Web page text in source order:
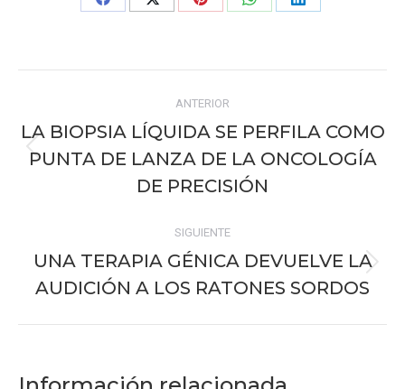
Share
Share
Share
Share
Share
entre
publicaciones
ANTERIOR
Publicación
anterior:
LA BIOPSIA LÍQUIDA SE PERFILA COMO
PUNTA DE LANZA DE LA ONCOLOGÍA
DE PRECISIÓN
SIGUIENTE
Publicación
siguiente:
UNA TERAPIA GÉNICA DEVUELVE LA
AUDICIÓN A LOS RATONES SORDOS